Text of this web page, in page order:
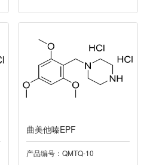
曲美他嗪EPF
产品编号：QMTQ-10